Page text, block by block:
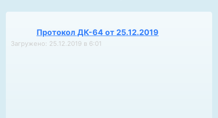
Протокол ДК-64 от 25.12.2019
Загружено: 25.12.2019 в 6:01